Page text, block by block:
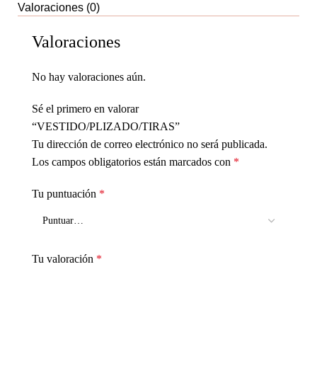
Valoraciones (0)
Valoraciones
No hay valoraciones aún.
Sé el primero en valorar
“VESTIDO/PLIZADO/TIRAS”
Tu dirección de correo electrónico no será publicada.
Los campos obligatorios están marcados con *
Tu puntuación *
Tu valoración *